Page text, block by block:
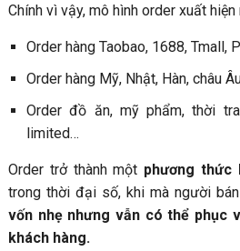
Chính vì vậy, mô hình order xuất hiện
Order hàng Taobao, 1688, Tmall,
Order hàng Mỹ, Nhật, Hàn, châu
Order đồ ăn, mỹ phẩm, thời
limited…
Order trở thành một phương thức
trong thời đại số, khi mà người
vốn nhẹ nhưng vẫn có thể phục
khách hàng.